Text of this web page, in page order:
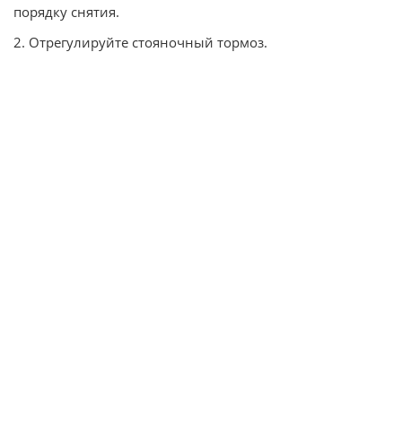
порядку снятия.
2. Отрегулируйте стояночный тормоз.